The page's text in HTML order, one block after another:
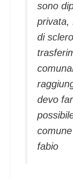
sono
privata,
di
devo
fabio